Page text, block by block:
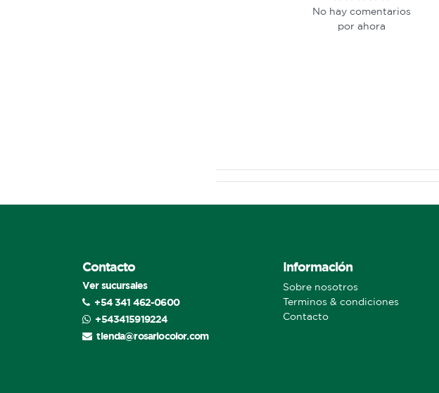
No hay comentarios
por ahora
Contacto
Ver sucursales
+54 341 462-0600
+543415919224
tienda@rosariocolor.com
Información
Sobre nosotros
Terminos & condiciones
Contacto